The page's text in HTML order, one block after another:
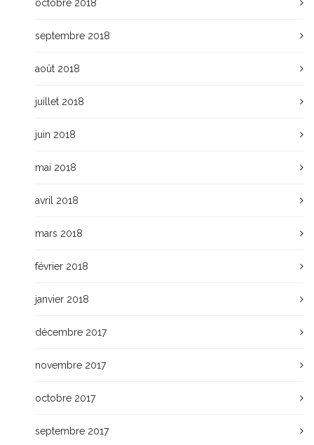
octobre 2018
septembre 2018
août 2018
juillet 2018
juin 2018
mai 2018
avril 2018
mars 2018
février 2018
janvier 2018
décembre 2017
novembre 2017
octobre 2017
septembre 2017